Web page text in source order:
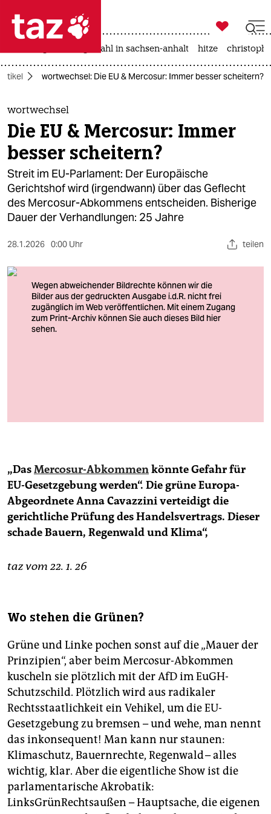
 taz zahl ich
taz zahl ich
themen
politik
öko
gesellschaft
kultur
sport
berlin
nord
wahrheit
shop
unterstützen
abo
genossenschaft

taz zahl ich
landtagswahl in sachsen-anhalt hitze
wortwechsel: Die EU & Mercosur: Immer besser scheitern?
wortwechsel
Die EU & Mercosur: Immer
besser scheitern?
Streit im EU-Parlament: Der Europäische
Gerichtshof wird (irgendwann) über das Geflecht
des Mercosur-Abkommens entscheiden. Bisherige
Dauer der Verhandlungen: 25 Jahre
28.1.2026 0:00 Uhr teilen
„DasMercosur-Abkommenkönnte ­Gefahr für
EU-Gesetzgebung werden“. Die grüne Europa-
Abgeordnete Anna Cavazzini verteidigt die
gerichtliche ­Prüfung des Handelsvertrags. Dieser
schade Bauern, Regenwald und Klima“,
taz vom 22. 1. 26
Wo stehen die Grünen?
Grüne und Linke pochen sonst auf die „Mauer der
Prinzipien“, aber beim Mercosur-Abkommen
kuscheln sie plötzlich mit der AfD im EuGH-
Schutzschild. Plötzlich wird aus radikaler
Rechtsstaatlichkeit ein Vehikel, um die EU-
Gesetzgebung zu bremsen – und wehe, man nennt
das inkonsequent! Man kann nur staunen:
Klimaschutz, Bauernrechte, Regenwald – alles
wichtig, klar. Aber die eigentliche Show ist die
parlamentarische Akrobatik:
LinksGrünRechtsaußen – Hauptsache, die eigenen